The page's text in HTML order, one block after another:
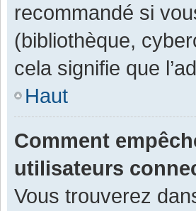
recommandé si
(bibliothèque,
cela signifie que
Haut
Comment
utilisateurs
Vous trouverez